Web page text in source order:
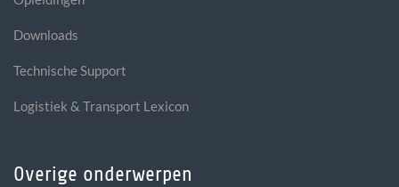
Downloads
Technische Support
Logistiek & Transport Lexicon
Overige onderwerpen